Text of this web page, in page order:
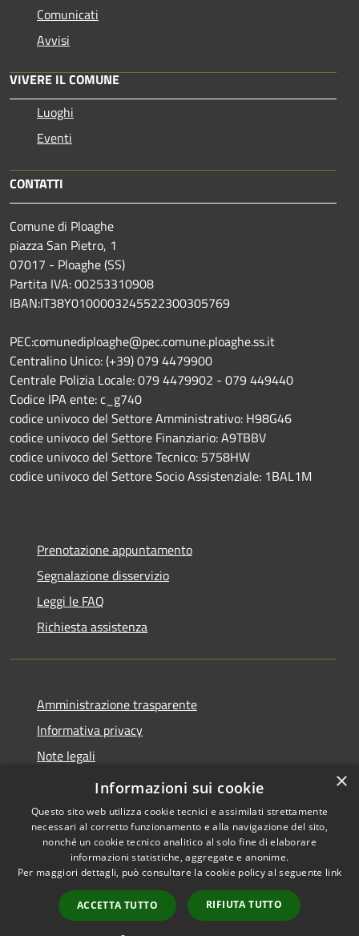
Comunicati
Avvisi
VIVERE IL COMUNE
Luoghi
Eventi
CONTATTI
Comune di Ploaghe
piazza San Pietro, 1
07017 - Ploaghe (SS)
Partita IVA: 00253310908
IBAN:IT38Y0100003245522300305769
PEC:comunediploaghe@pec.comune.ploaghe.ss.it
Centralino Unico: (+39) 079 4479900
Centrale Polizia Locale: 079 4479902 - 079 449440
Codice IPA ente: c_g740
codice univoco del Settore Amministrativo: H98G46
codice univoco del Settore Finanziario: A9TBBV
codice univoco del Settore Tecnico: 5758HW
codice univoco del Settore Socio Assistenziale: 1BAL1M
Prenotazione appuntamento
Segnalazione disservizio
Leggi le FAQ
Richiesta assistenza
Amministrazione trasparente
Informativa privacy
Note legali
Dichiarazione di accessibilità
Accessibilità
Copyright © 2026 • Comune di
Ploaghe • Powered by
Municipium•
Accesso
redazione
×
Informazioni sui cookie
Questo sito web utilizza cookie tecnici e assimilati strettamente
necessari al corretto funzionamento e alla navigazione del sito,
nonché un cookie tecnico analitico al solo fine di elaborare
informazioni statistiche, aggregate e anonime.
Per maggiori dettagli, può consultare la cookie policy al seguente link
ACCETTA TUTTO RIFIUTA TUTTO